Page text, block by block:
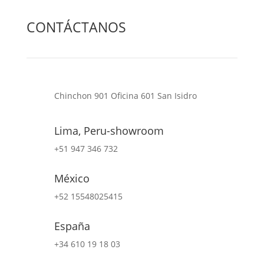
CONTÁCTANOS
Chinchon 901 Oficina 601 San Isidro
Lima, Peru-showroom
+51 947 346 732
México
+52 15548025415
España
+34 610 19 18 03